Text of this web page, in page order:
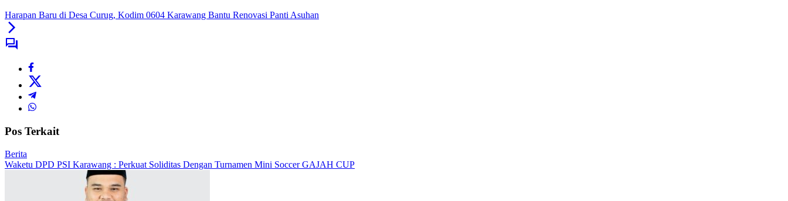
Harapan Baru di Desa Curug, Kodim 0604 Karawang Bantu Renovasi Panti Asuhan
Pos Terkait
Berita
Waketu DPD PSI Karawang : Perkuat Soliditas Dengan Turnamen Mini Soccer GAJAH CUP